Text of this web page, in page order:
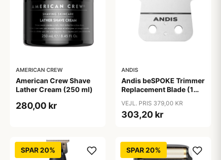
AMERICAN CREW
American Crew Shave
Lather Cream (250 ml)
280,00 kr
ANDIS
Andis beSPOKE Trimmer
Replacement Blade (1
VEJL. PRIS 379,00 KR
303,20 kr
SPAR 20% SPAR 20%